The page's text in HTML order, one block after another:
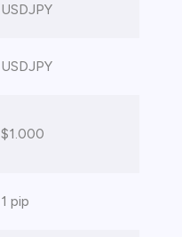
USDJPY
USDJPY
$1.000
1 pip